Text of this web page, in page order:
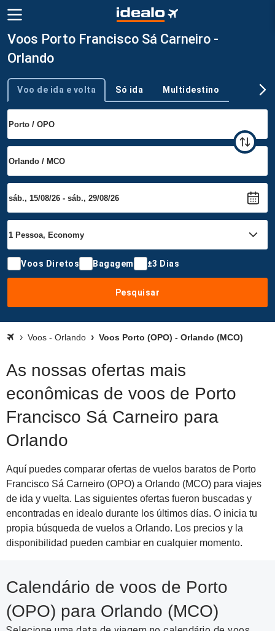
Voos Porto Francisco Sá Carneiro -
Orlando
Tipo de viagem
Voo de ida e volta Só ida Multidestino
Voos Diretos Bagagem ±3 Dias
Pesquisar
Voos - Orlando Voos Porto (OPO) - Orlando (MCO)
As nossas ofertas mais
econômicas de voos de Porto
Francisco Sá Carneiro para
Orlando
Aquí puedes comparar ofertas de vuelos baratos de Porto
Francisco Sá Carneiro (OPO) a Orlando (MCO) para viajes
de ida y vuelta. Las siguientes ofertas fueron buscadas y
encontradas en idealo durante los últimos días. O inicia tu
propia búsqueda de vuelos a Orlando. Los precios y la
disponibilidad pueden cambiar en cualquier momento.
Calendário de voos de Porto
(OPO) para Orlando (MCO)